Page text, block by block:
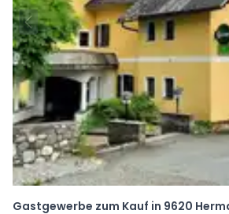
Gastgewerbe zum Kauf in 9620